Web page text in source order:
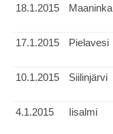
18.1.2015
Maaninka
17.1.2015 Pielavesi
10.1.2015 Siilinjärvi
4.1.2015
Iisalmi